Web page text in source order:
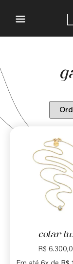
colar
R$